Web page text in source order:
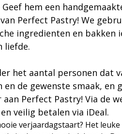
hem een
Perfect Pastry! We
ingredienten en bakken
liefde.
het aantal personen dat
de gewenste smaak, en
Perfect Pastry! Via de
veilig betalen via iDeal.
verjaardagstaart? Het